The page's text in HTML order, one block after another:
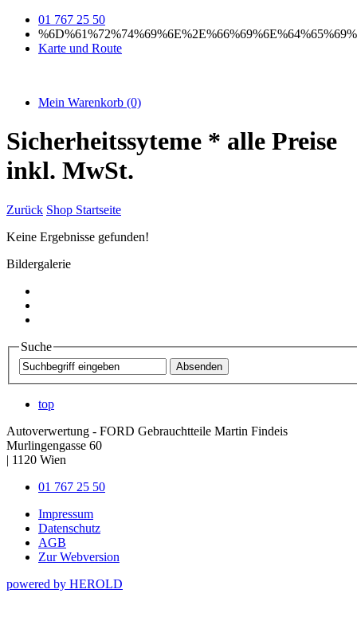
01 767 25 50
Karte und Route
Mein Warenkorb (0)
Sicherheitssyteme * alle Preise
inkl. MwSt.
Zurück Shop Startseite
Keine Ergebnisse gefunden!
Bildergalerie
Suche
top
Autoverwertung - FORD Gebrauchtteile Martin Findeis
Murlingengasse 60
1120 Wien
01 767 25 50
Impressum
Datenschutz
AGB
Zur Webversion
powered by HEROLD